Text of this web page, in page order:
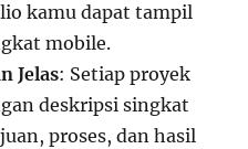
kamu dapat tampil
mobile.
Jelas: Setiap proyek
deskripsi singkat
proses, dan hasil